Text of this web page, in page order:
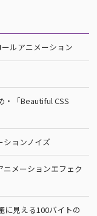
ルアニメーション
・「Beautiful CSS
ションノイズ
メーションエフェク
に見える100バイトの